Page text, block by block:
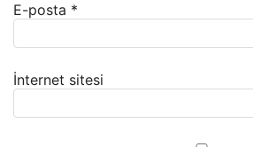
E-posta *
İnternet sitesi